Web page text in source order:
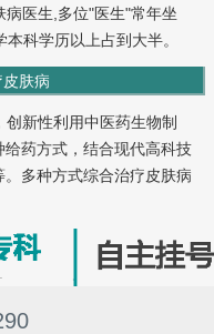
医生,多位"医生"常年坐
科学历以上占到大半。
肤病
新性利用中医药生物制
药方式，结合现代高科技
多种方式综合治疗皮肤病